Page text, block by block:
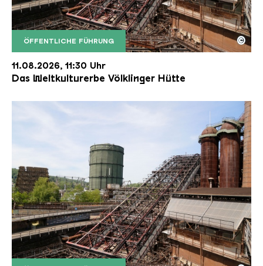
ÖFFENTLICHE FÜHRUNG
Der Erzschrägaufzug der Völklinger Hütte mit
Copyright: Weltkulturerbe Völklinger Hütte | Karl
©
11.08.2026, 11:30 Uhr
Das Weltkulturerbe Völklinger Hütte